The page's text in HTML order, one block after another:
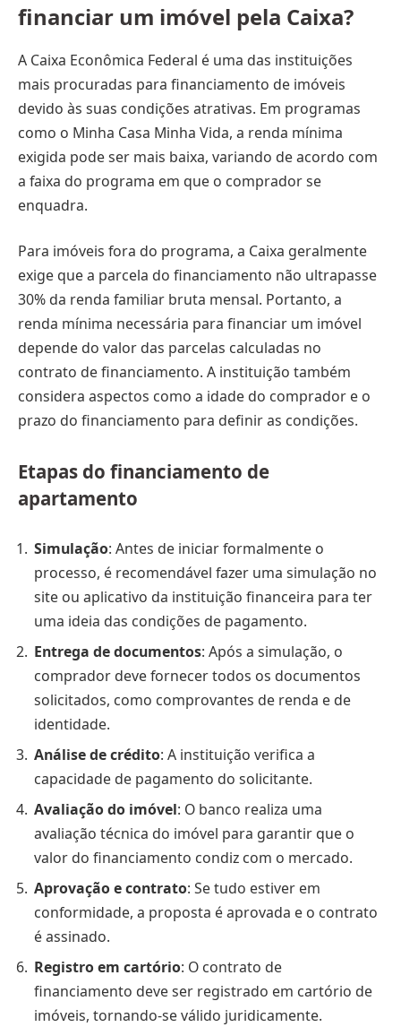
financiar um imóvel pela Caixa?
A Caixa Econômica Federal é uma das instituições
mais procuradas para financiamento de imóveis
devido às suas condições atrativas. Em programas
como o Minha Casa Minha Vida, a renda mínima
exigida pode ser mais baixa, variando de acordo com
a faixa do programa em que o comprador se
enquadra.
Para imóveis fora do programa, a Caixa geralmente
exige que a parcela do financiamento não ultrapasse
30% da renda familiar bruta mensal. Portanto, a
renda mínima necessária para financiar um imóvel
depende do valor das parcelas calculadas no
contrato de financiamento. A instituição também
considera aspectos como a idade do comprador e o
prazo do financiamento para definir as condições.
Etapas do financiamento de
apartamento
Simulação: Antes de iniciar formalmente o
processo, é recomendável fazer uma simulação no
site ou aplicativo da instituição financeira para ter
uma ideia das condições de pagamento.
Entrega de documentos: Após a simulação, o
comprador deve fornecer todos os documentos
solicitados, como comprovantes de renda e de
identidade.
Análise de crédito: A instituição verifica a
capacidade de pagamento do solicitante.
Avaliação do imóvel: O banco realiza uma
avaliação técnica do imóvel para garantir que o
valor do financiamento condiz com o mercado.
Aprovação e contrato: Se tudo estiver em
conformidade, a proposta é aprovada e o contrato
é assinado.
Registro em cartório: O contrato de
financiamento deve ser registrado em cartório de
imóveis, tornando-se válido juridicamente.